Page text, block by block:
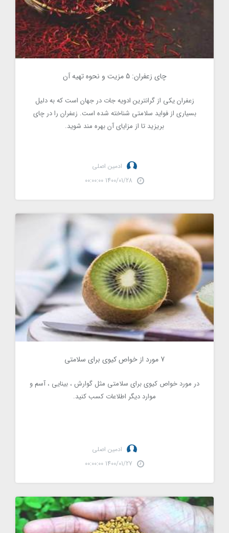
چای زعفران: 5 مزیت و نحوه تهیه آن
زعفران یکی از گرانترین ادویه جات در جهان است که به دلیل
بسیاری از فواید سلامتی شناخته شده است. زعفران را در چای
بریزید تا از مزایای آن بهره مند شوید.
ادمین اصلی
1400/01/28 00:00:00
7 مورد از خواص کیوی برای سلامتی
در مورد خواص کیوی برای سلامتی مثل گوارش ، بینایی ، آسم و
موارد دیگر اطلاعات کسب کنید.
ادمین اصلی
1400/01/27 00:00:00